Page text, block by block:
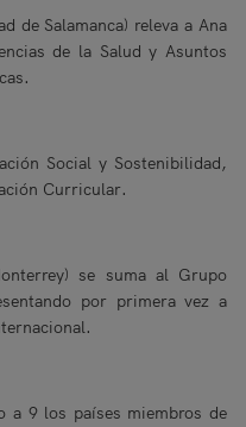
de Salamanca) releva a Ana
de la Salud y Asuntos
Social y Sostenibilidad,
Curricular.
se suma al Grupo
por primera vez a
a 9 los países miembros de